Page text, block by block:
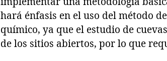
hará énfasis en el uso del método
químico, ya que el estudio de
de los sitios abiertos, por lo que